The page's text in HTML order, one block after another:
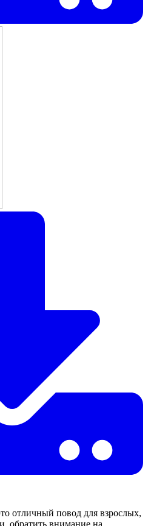
отличный повод для взрослых,